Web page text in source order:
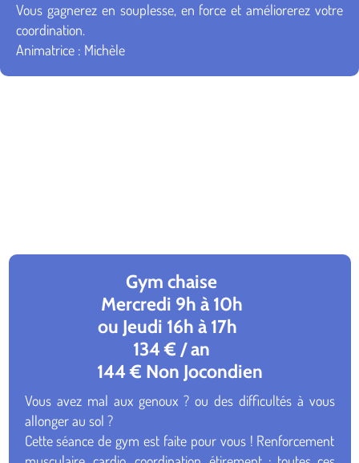
Vous gagnerez en souplesse, en force et améliorerez votre
coordination.
Animatrice : Michèle
Gym chaise
Mercredi 9h à 10h
ou Jeudi 16h à 17h
134 € / an
144 € Non Jocondien
Vous avez mal aux genoux ? ou des difficultés à vous
allonger au sol ?
Cette séance de gym est faite pour vous ! Renforcement